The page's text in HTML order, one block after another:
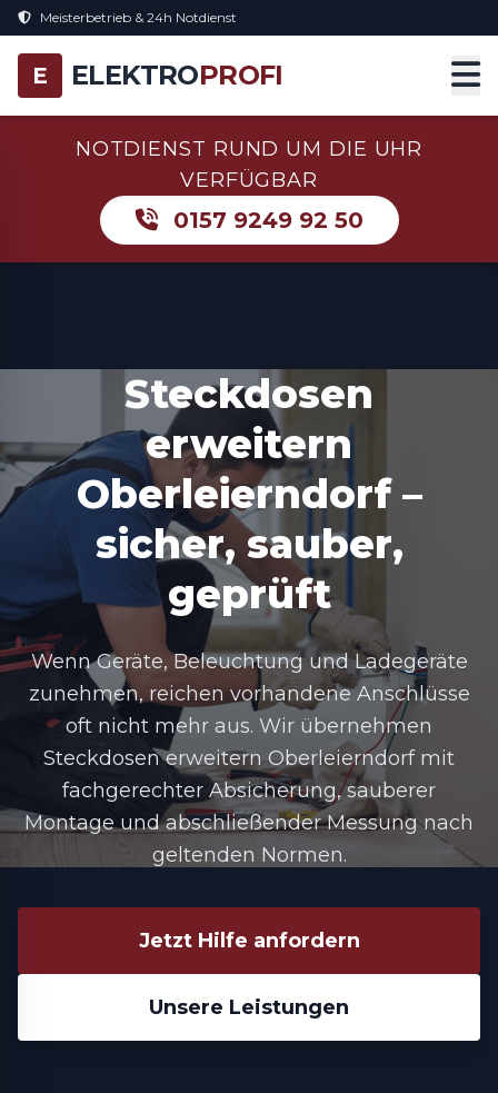
Meisterbetrieb & 24h Notdienst
E ELEKTROPROFI
NOTDIENST RUND UM DIE UHR
VERFÜGBAR
0157 9249 92 50
Steckdosen
erweitern
Oberleierndorf –
sicher, sauber,
geprüft
Wenn Geräte, Beleuchtung und Ladegeräte
zunehmen, reichen vorhandene Anschlüsse
oft nicht mehr aus. Wir übernehmen
Steckdosen erweitern Oberleierndorfmit
fachgerechter Absicherung, sauberer
Montage und abschließender Messung nach
geltenden Normen.
Jetzt Hilfe anfordern
Unsere Leistungen